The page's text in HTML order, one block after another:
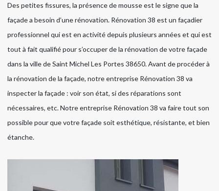
Des petites fissures, la présence de mousse est le signe que la
façade a besoin d’une rénovation. Rénovation 38 est un façadier
professionnel qui est en activité depuis plusieurs années et qui est
tout à fait qualifié pour s’occuper de la rénovation de votre façade
dans la ville de Saint Michel Les Portes 38650. Avant de procéder à
la rénovation de la façade, notre entreprise Rénovation 38 va
inspecter la façade : voir son état, si des réparations sont
nécessaires, etc. Notre entreprise Rénovation 38 va faire tout son
possible pour que votre façade soit esthétique, résistante, et bien
étanche.